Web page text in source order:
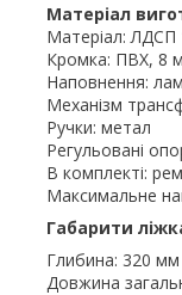
Матеріал
Матеріал: ЛДСП
Кромка: ПВХ, 8
Наповнення:
Механізм
Ручки: метал
Регульовані
В комплекті:
Максимальне
Габарити
Глибина: 320 мм
Довжина